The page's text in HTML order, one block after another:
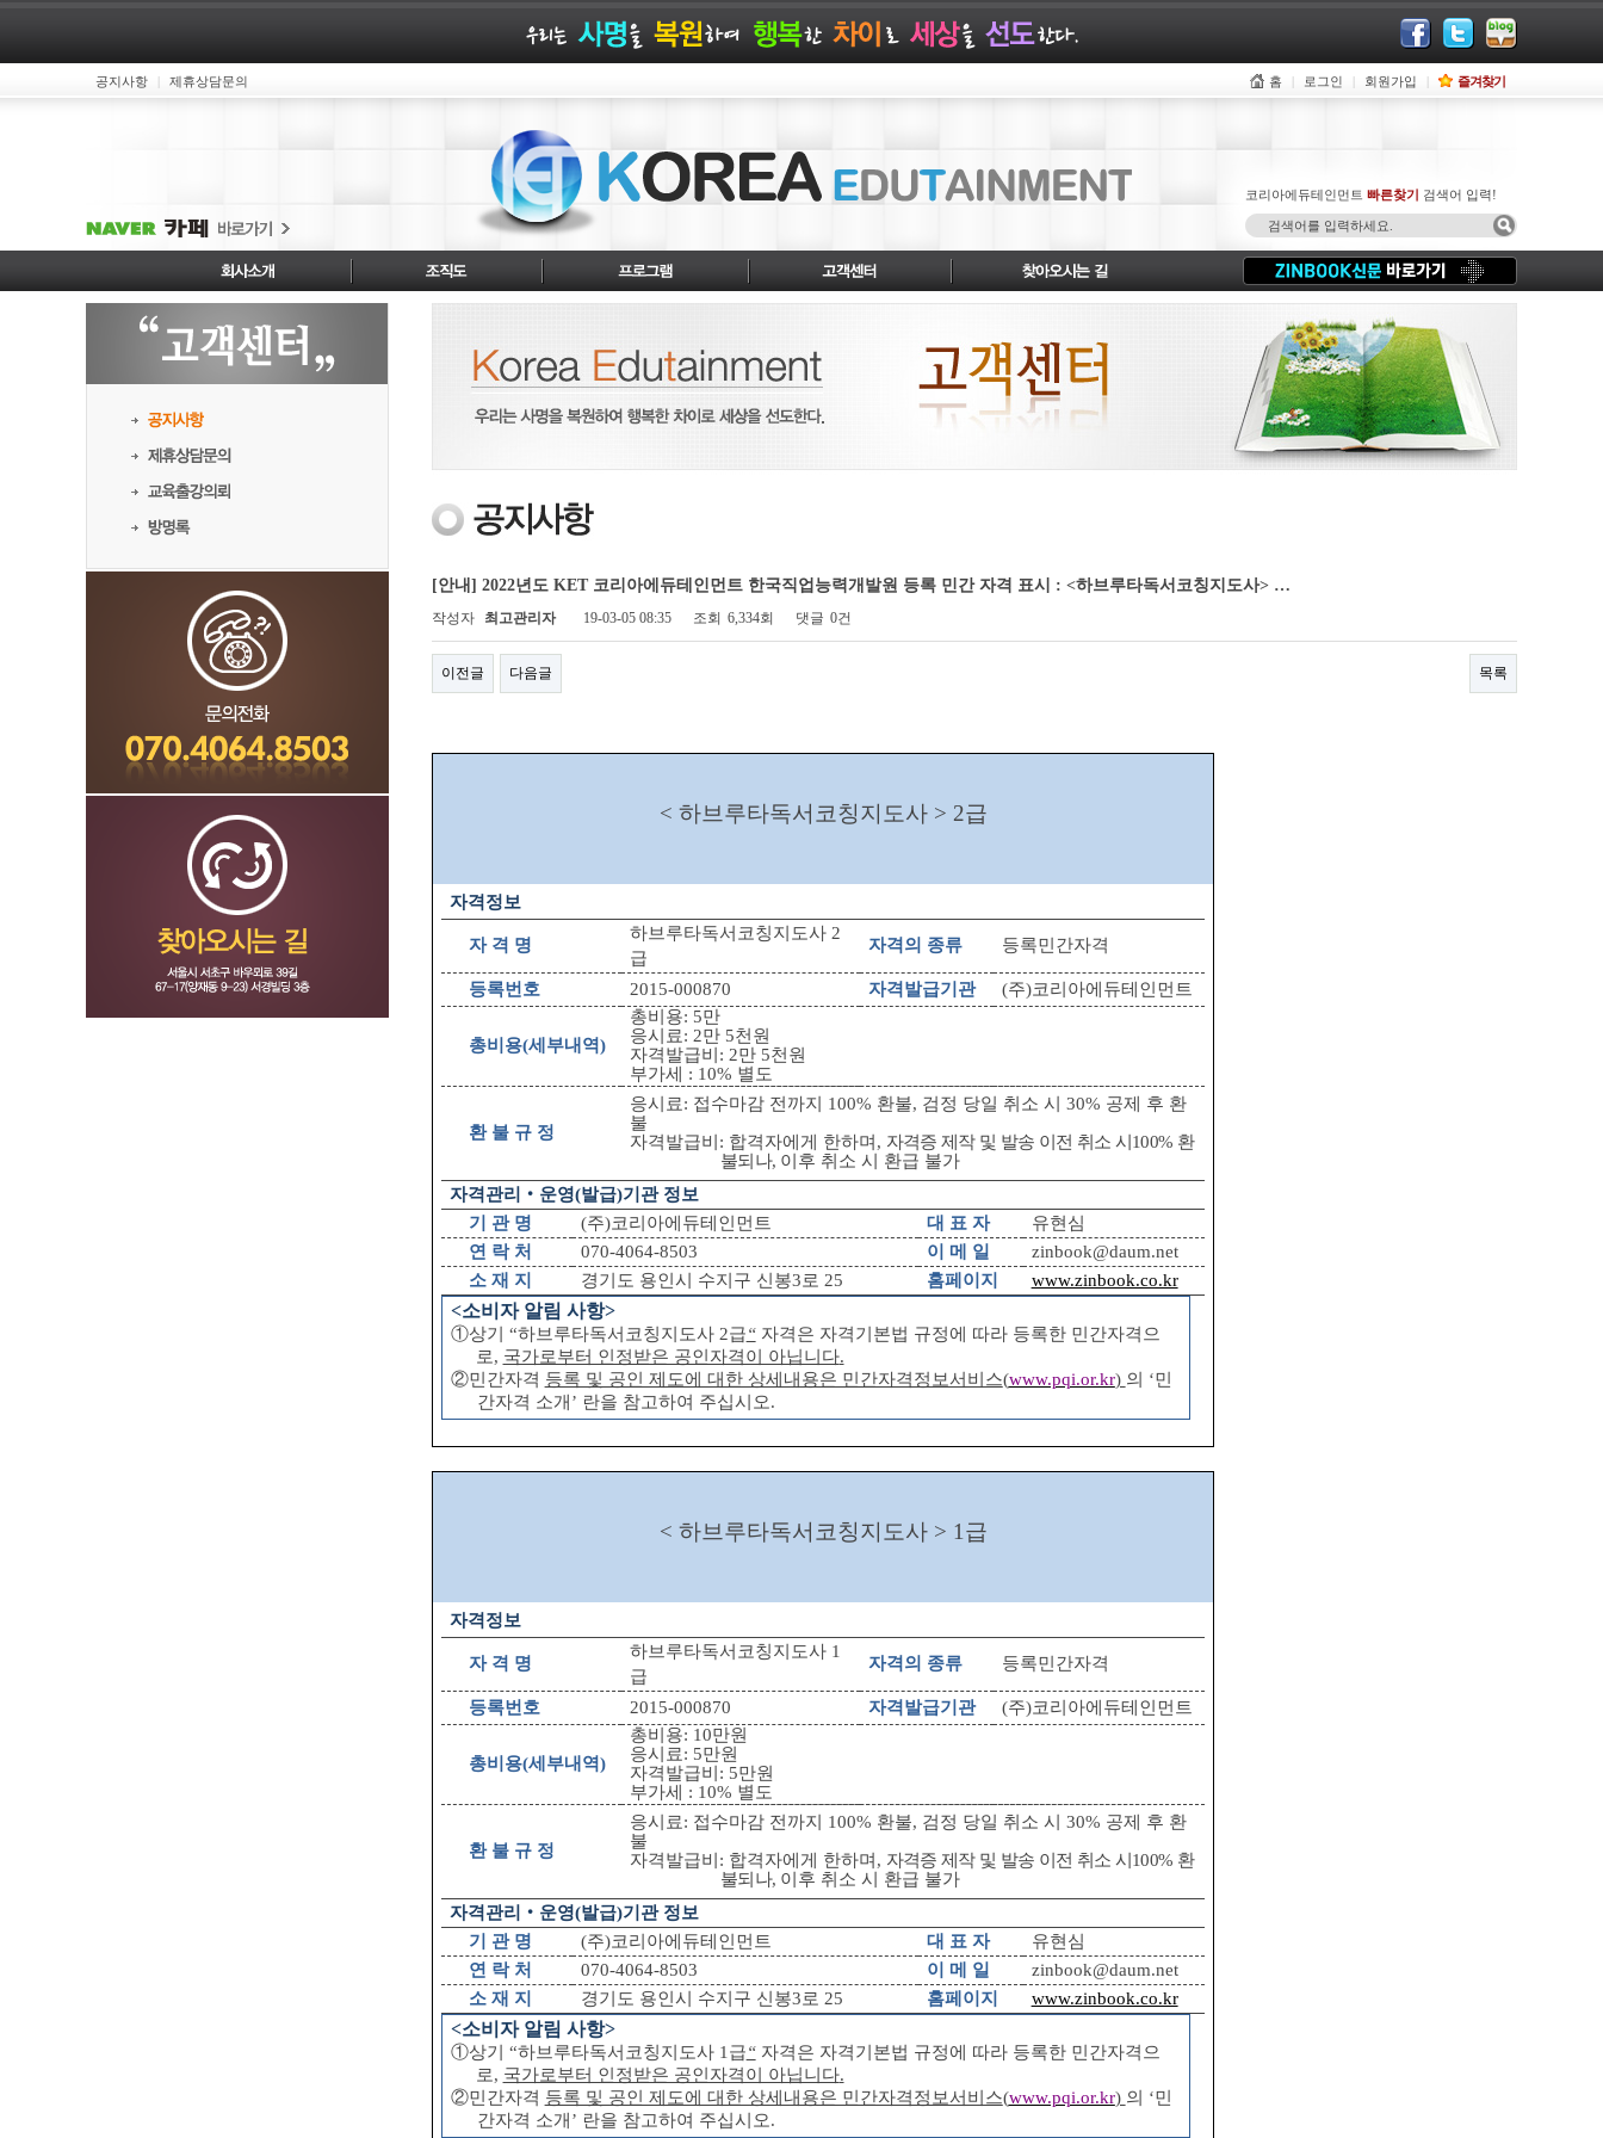
공지사항 제휴상담문의 홈 로그인 회원가입 즐겨찾기
코리아에듀테인먼트 빠른찾기 검색어 입력!
[안내] 2022년도 KET 코리아에듀테인먼트 한국직업능력개발원 등록 민간 자격 표시 : <하브루타독서코칭지도사> …
작성자 최고관리자 19-03-05 08:35 조회 6,334회 댓글 0건
이전글 다음글 목록
< 하브루타독서코칭지도사 > 2급
자격정보
자 격 명
하브루타독서코칭지도사 2
급
자격의 종류 등록민간자격
등록번호 2015-000870 자격발급기관 (주)코리아에듀테인먼트
총비용(세부내역)
총비용: 5만
응시료: 2만 5천원
자격발급비 : 2만 5천원
부가세 : 10% 별도
환 불 규 정
응시료: 접수마감 전까지 100% 환불, 검정 당일 취소 시 30% 공제 후 환
불
자격발급비 : 합격자에게 한하며 , 자격증 제작 및 발송 이전 취소 시 100% 환
불되나, 이후 취소 시 환급 불가
자격관리 ‧ 운영(발급)기관 정보
기 관 명
(주)코리아에듀테인먼트 대 표 자
유현심
연 락 처
070-4064-8503 이 메 일
zinbook@daum.net
소 재 지
경기도 용인시 수지구 신봉3로 25 홈페이지 www.zinbook.co.kr
<소비자 알림 사항>
①상기 “하브루타독서코칭지도사 2급“ 자격은 자격기본법 규정에 따라 등록한 민간자격으
로, 국가로부터 인정받은 공인자격이 아닙니다.
②민간자격 등록 및 공인 제도에 대한 상세내용은 민간자격정보서비스(www.pqi.or.kr) 의 ‘민
간자격 소개 ’ 란을 참고하여 주십시오.
< 하브루타독서코칭지도사 > 1 급
자격정보
자 격 명
하브루타독서코칭지도사 1
급
자격의 종류 등록민간자격
등록번호 2015-000870 자격발급기관 (주)코리아에듀테인먼트
총비용(세부내역)
총비용: 10만원
응시료: 5만원
자격발급비 : 5만원
부가세 : 10% 별도
환 불 규 정
응시료: 접수마감 전까지 100% 환불, 검정 당일 취소 시 30% 공제 후 환
불
자격발급비 : 합격자에게 한하며 , 자격증 제작 및 발송 이전 취소 시 100% 환
불되나, 이후 취소 시 환급 불가
자격관리 ‧ 운영(발급)기관 정보
기 관 명
(주)코리아에듀테인먼트 대 표 자
유현심
연 락 처
070-4064-8503 이 메 일
zinbook@daum.net
소 재 지
경기도 용인시 수지구 신봉3로 25 홈페이지 www.zinbook.co.kr
<소비자 알림 사항>
①상기 “하브루타독서코칭지도사 1 급“ 자격은 자격기본법 규정에 따라 등록한 민간자격으
로, 국가로부터 인정받은 공인자격이 아닙니다.
②민간자격 등록 및 공인 제도에 대한 상세내용은 민간자격정보서비스(www.pqi.or.kr) 의 ‘민
간자격 소개 ’ 란을 참고하여 주십시오.